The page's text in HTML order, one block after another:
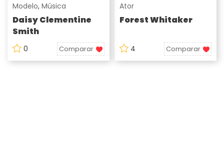
Modelo, Música
Daisy Clementine
Smith
0 Comparar
Ator
Forest Whitaker
4 Comparar